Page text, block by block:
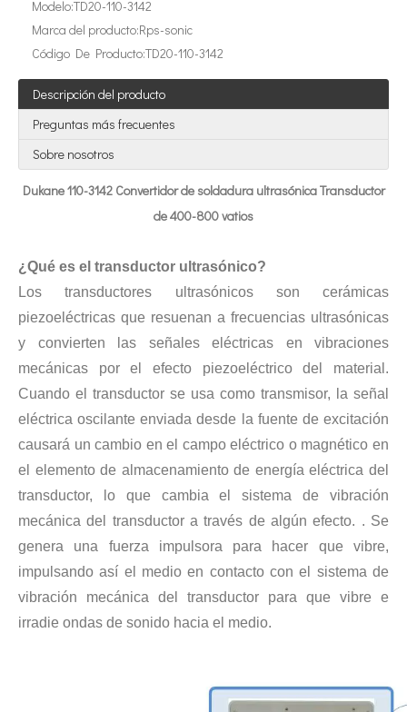
Tecnología de esterilización ultrasónica de mermeladas
Actualmente, la investigación sobre la extracción de antioxidantes y
Actualmente, la investigación sobre la extracción de antioxidantes y
Modelo:TD20-110-3142
Marca del producto:Rps-sonic
Código De Producto:TD20-110-3142
Descripción del producto
Preguntas más frecuentes
Sobre nosotros
Dukane 110-3142 Convertidor de soldadura ultrasónica Transductor
de 400-800 vatios
¿Qué es el transductor ultrasónico?
Los transductores ultrasónicos son cerámicas
piezoeléctricas que resuenan a frecuencias ultrasónicas
y convierten las señales eléctricas en vibraciones
mecánicas por el efecto piezoeléctrico del material.
Cuando el transductor se usa como transmisor, la señal
eléctrica oscilante enviada desde la fuente de excitación
causará un cambio en el campo eléctrico o magnético en
el elemento de almacenamiento de energía eléctrica del
transductor, lo que cambia el sistema de vibración
mecánica del transductor a través de algún efecto. . Se
genera una fuerza impulsora para hacer que vibre,
impulsando así el medio en contacto con el sistema de
vibración mecánica del transductor para que vibre e
irradie ondas de sonido hacia el medio.